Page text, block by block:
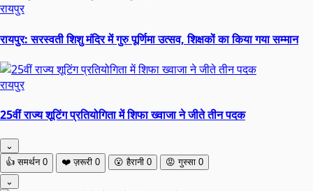
रायपुर
रायपुर: सरस्वती शिशु मंदिर में गुरु पूर्णिमा उत्सव, शिक्षकों का किया गया सम्मान
रायपुर
25वीं राज्य शूटिंग प्रतियोगिता में शिफा ख्वाजा ने जीते तीन पदक
⌄
👍 समर्थन 0 ❤️ ज़रूरी 0 😮 हैरानी 0 😡 गुस्सा 0
⌄